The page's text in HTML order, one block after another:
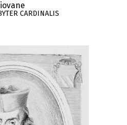
CARDINALIS